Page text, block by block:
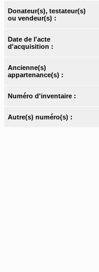
Donateur(s), testateur(s)
ou vendeur(s) :
Date de l'acte
d'acquisition :
Ancienne(s)
appartenance(s) :
Numéro d'inventaire :
Autre(s) numéro(s) :